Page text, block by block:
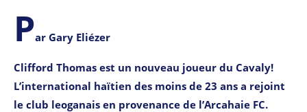
Par Gary Eliézer
Clifford Thomas est un nouveau joueur du Cavaly!
L’international haïtien des moins de 23 ans a rejoint
le club leoganais en provenance de l’Arcahaie FC.